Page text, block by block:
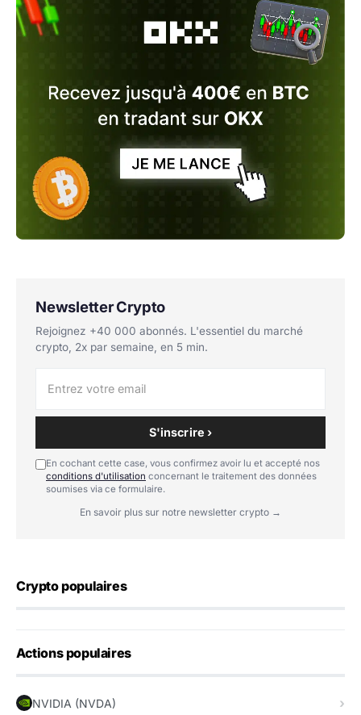
Newsletter Crypto
Rejoignez +40 000 abonnés. L'essentiel du marché
crypto, 2x par semaine, en 5 min.
S'inscrire ›
En cochant cette case, vous confirmez avoir lu et accepté nos
conditions d'utilisation concernant le traitement des données
soumises via ce formulaire.
En savoir plus sur notre newsletter crypto →
Crypto populaires
Actions populaires
NVIDIA (NVDA)